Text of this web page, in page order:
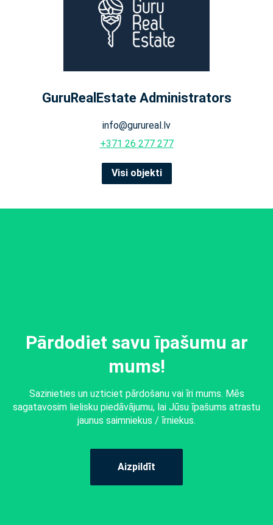
GuruRealEstate Administrators
info@gurureal.lv
+371 26 277 277
Visi objekti
Pārdodiet savu īpašumu ar
mums!
Sazinieties un uzticiet pārdošanu vai īri mums. Mēs
sagatavosim lielisku piedāvājumu, lai Jūsu īpašums atrastu
jaunus saimniekus / īrniekus.
Aizpildīt